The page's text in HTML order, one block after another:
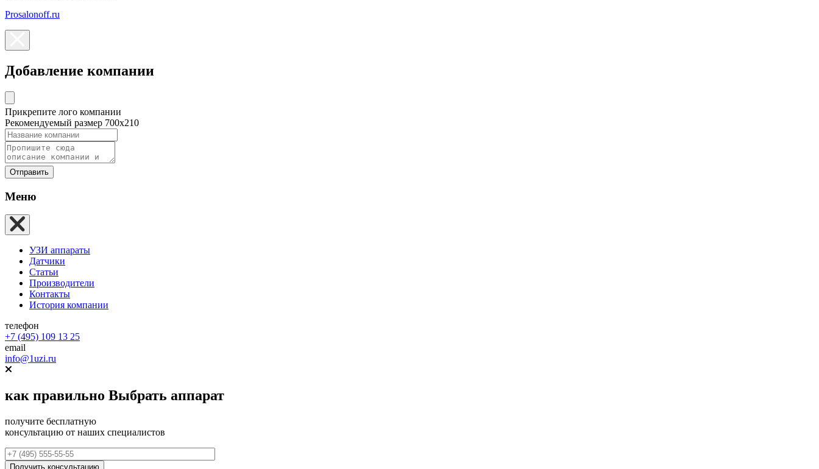
Prosalonoff.ru
Добавление компании
Прикрепите лого компании
Рекомендуемый размер 700х210
Отправить
Меню
УЗИ аппараты
Датчики
Статьи
Производители
Контакты
История компании
телефон
+7 (495) 109 13 25
email
info@1uzi.ru
как правильно Выбрать аппарат
получите бесплатную
консультацию от наших специалистов